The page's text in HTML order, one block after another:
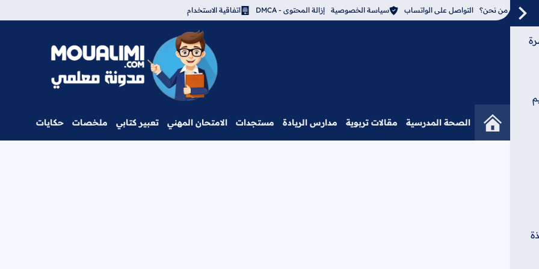
من نحن؟ التواصل على الواتساب سياسة الخصوصية إزالة المحتوى - DMCA اتفاقية الاستخدام
مدونة معلمي
الصحة المدرسية مقالات تربوية مدارس الريادة مستجدات الامتحان المهني تعبير كتابي ملخصات حكايات